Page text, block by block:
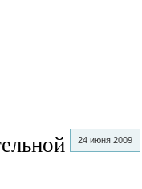
24 июня 2009